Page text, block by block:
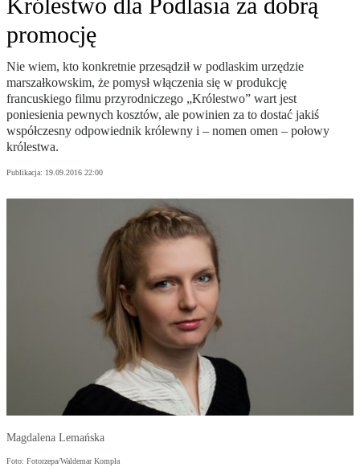
promocję
Nie wiem, kto konkretnie przesądził w podlaskim urzędzie
marszałkowskim, że pomysł włączenia się w produkcję
francuskiego filmu przyrodniczego „Królestwo” wart jest
poniesienia pewnych kosztów, ale powinien za to dostać jakiś
współczesny odpowiednik królewny i – nomen omen – połowy
królestwa.
Publikacja: 19.09.2016 22:00
Magdalena Lemańska
Foto: Fotorzepa/Waldemar Kompła